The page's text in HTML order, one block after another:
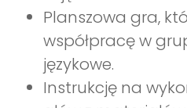
Planszowa gra,
współpracę w
językowe.
Instrukcję na